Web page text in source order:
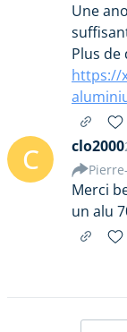
Une
Plus de
https://
C clo2000
Merci
un alu